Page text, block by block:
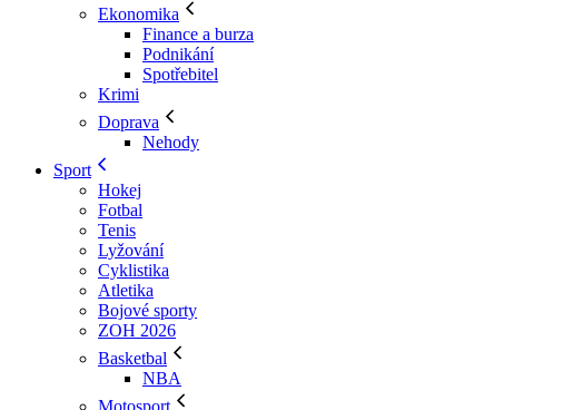
Ekonomika
Finance a burza
Podnikání
Spotřebitel
Krimi
Doprava
Nehody
Sport
Hokej
Fotbal
Tenis
Lyžování
Cyklistika
Atletika
Bojové sporty
ZOH 2026
Basketbal
NBA
Motosport